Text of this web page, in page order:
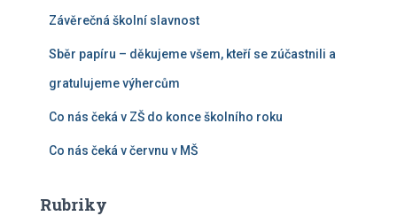
Závěrečná školní slavnost
Sběr papíru – děkujeme všem, kteří se zúčastnili a
gratulujeme výhercům
Co nás čeká v ZŠ do konce školního roku
Co nás čeká v červnu v MŠ
Rubriky